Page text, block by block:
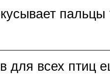
для всех птиц